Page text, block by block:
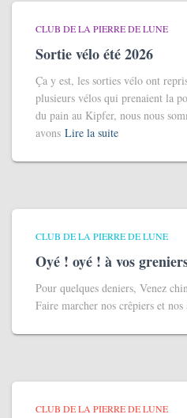
CLUB DE LA PIERRE DE LUNE
Sortie vélo été 2026
Ça y est, les sorties vélo ont
plusieurs vélos qui prenaient la
du pain au Kipfer, nous nous
avons Lire la suite
CLUB DE LA PIERRE DE LUNE
Oyé ! oyé ! à vos
Pour quelques deniers, Venez
Faire marcher nos crêpiers et nos
CLUB DE LA PIERRE DE LUNE